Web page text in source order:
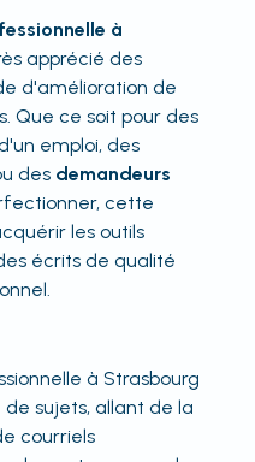
à
apprécié des
d'amélioration de
Que ce soit pour des
emploi, des
des demandeurs
cette
les outils
écrits de qualité
à Strasbourg
sujets, allant de la
courriels